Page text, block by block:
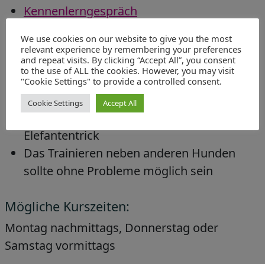
Kennenlerngespräch
Leckerlis in der Futtertasche (auch bei mir
erhältlich –Zubehör)
evtl. Spielzeug
Hundedecke
Idealerweise kann dein Hund den
Elefantentrick
Das Trainieren neben anderen Hunden
sollte ohne Probleme möglich sein
Mögliche Kurszeiten:
Montag nachmittags, Donnerstag oder
Samstag vormittags
We use cookies on our website to give you the most
relevant experience by remembering your preferences
and repeat visits. By clicking “Accept All”, you consent
to the use of ALL the cookies. However, you may visit
"Cookie Settings" to provide a controlled consent.
Cookie Settings Accept All